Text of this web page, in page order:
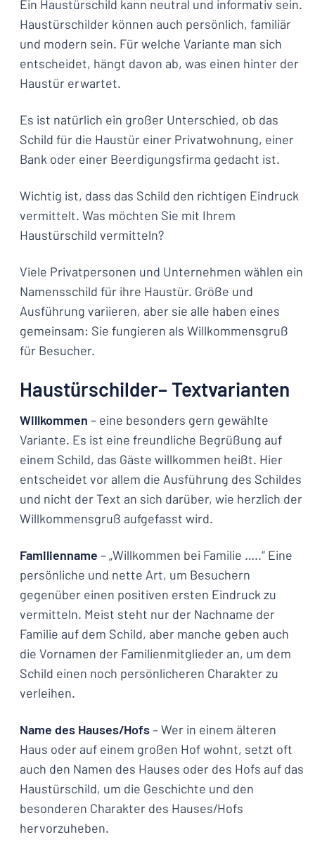
Ein Haustürschild kann neutral und informativ sein.
Haustürschilder können auch persönlich, familiär
und modern sein. Für welche Variante man sich
entscheidet, hängt davon ab, was einen hinter der
Haustür erwartet.
Es ist natürlich ein großer Unterschied, ob das
Schild für die Haustür einer Privatwohnung, einer
Bank oder einer Beerdigungsfirma gedacht ist.
Wichtig ist, dass das Schild den richtigen Eindruck
vermittelt. Was möchten Sie mit Ihrem
Haustürschild vermitteln?
Viele Privatpersonen und Unternehmen wählen ein
Namensschild für ihre Haustür. Größe und
Ausführung variieren, aber sie alle haben eines
gemeinsam: Sie fungieren als Willkommensgruß
für Besucher.
Haustürschilder– Textvarianten
Willkommen – eine besonders gern gewählte
Variante. Es ist eine freundliche Begrüßung auf
einem Schild, das Gäste willkommen heißt. Hier
entscheidet vor allem die Ausführung des Schildes
und nicht der Text an sich darüber, wie herzlich der
Willkommensgruß aufgefasst wird.
Familienname – „Willkommen bei Familie …..“ Eine
persönliche und nette Art, um Besuchern
gegenüber einen positiven ersten Eindruck zu
vermitteln. Meist steht nur der Nachname der
Familie auf dem Schild, aber manche geben auch
die Vornamen der Familienmitglieder an, um dem
Schild einen noch persönlicheren Charakter zu
verleihen.
Name des Hauses/Hofs– Wer in einem älteren
Haus oder auf einem großen Hof wohnt, setzt oft
auch den Namen des Hauses oder des Hofs auf das
Haustürschild, um die Geschichte und den
besonderen Charakter des Hauses/Hofs
hervorzuheben.